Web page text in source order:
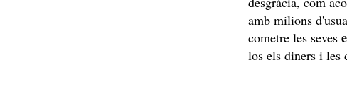
amb milions
cometre les seves
los els diners i les